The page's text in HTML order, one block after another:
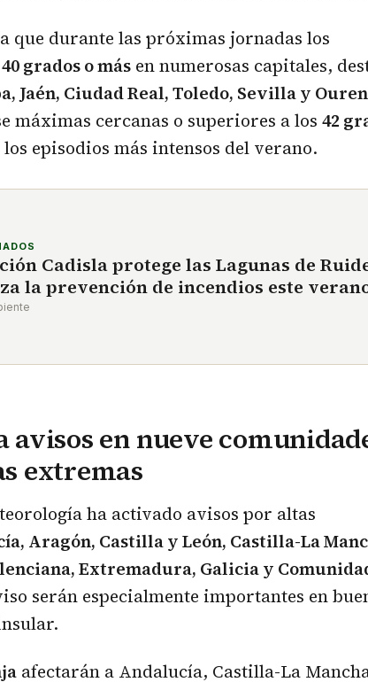
que durante las próximas jornadas los
40 grados o más en numerosas capitales,
Jaén, Ciudad Real, Toledo, Sevilla y
máximas cercanas o superiores a los 42
episodios más intensos del verano.
Cadisla protege las Lagunas de
la prevención de incendios este
avisos en nueve
extremas
ha activado avisos por altas
Aragón, Castilla y León, Castilla-La
Extremadura, Galicia y
serán especialmente importantes en
afectarán a Andalucía, Castilla-La